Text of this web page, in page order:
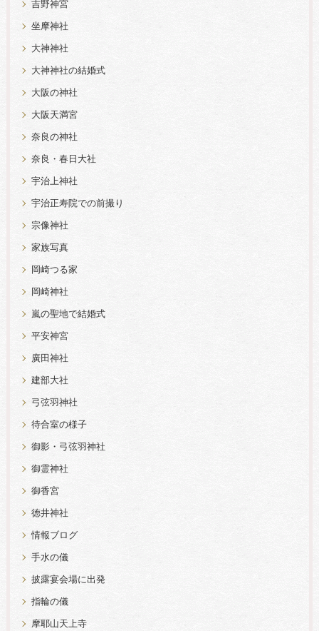
吉野神宮
坐摩神社
大神神社
大神神社の結婚式
大阪の神社
大阪天満宮
奈良の神社
奈良・春日大社
宇治上神社
宇治正寿院での前撮り
宗像神社
家族写真
岡崎つる家
岡崎神社
嵐の聖地で結婚式
平安神宮
廣田神社
建部大社
弓弦羽神社
待合室の様子
御影・弓弦羽神社
御霊神社
御香宮
徳井神社
情報ブログ
手水の儀
披露宴会場に出発
指輪の儀
摩耶山天上寺